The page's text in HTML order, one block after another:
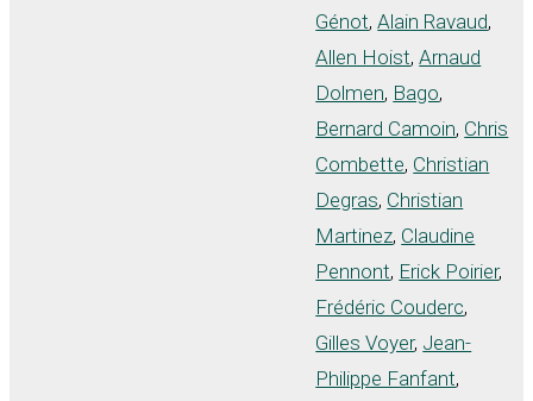
Génot,Alain Ravaud,
Allen Hoist,Arnaud
Dolmen, Bago,
Bernard Camoin, Chris
Combette, Christian
Degras, Christian
Martinez, Claudine
Pennont, Erick Poirier,
Frédéric Couderc,
Gilles Voyer, Jean-
Philippe Fanfant,